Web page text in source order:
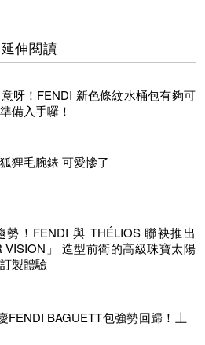
延伸閱讀
呀！FENDI 新色條紋水桶包有夠可
備入手囉！
狸毛腕錶 可愛慘了
勢！FENDI 與 THÉLIOS 聯袂推出
VISION」 造型前衛的高級珠寶太陽
製體驗
FENDI BAGUETT包強勢回歸！上